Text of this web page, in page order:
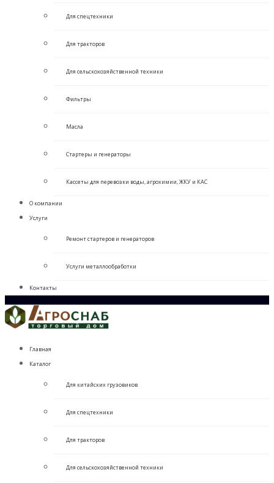
Для спецтехники
Для тракторов
Для сельскохозяйственной техники
Фильтры
Масла
Стартеры и генераторы
Кассеты для перевозки воды, агрохимии, ЖКУ и КАС
О компании
Услуги
Ремонт стартеров и генераторов
Услуги металлообработки
Контакты
Главная
Каталог
Для китайских грузовиков
Для спецтехники
Для тракторов
Для сельскохозяйственной техники